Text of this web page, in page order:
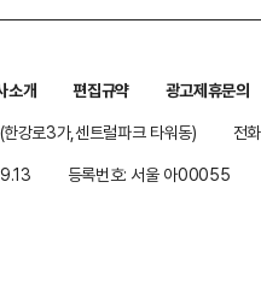
소개 편집규약
광고제휴문의
강로3가,센트럴파크 타워동)
전
등록번호: 서울 아00055